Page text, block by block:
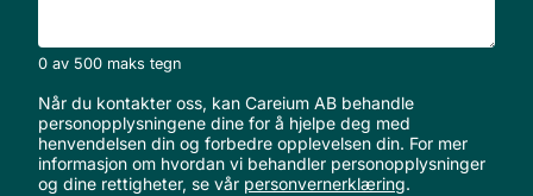
0 av 500 maks tegn
Når du kontakter oss, kan Careium AB behandle
personopplysningene dine for å hjelpe deg med
henvendelsen din og forbedre opplevelsen din. For mer
informasjon om hvordan vi behandler personopplysninger
og dine rettigheter, se vår personvernerklæring.